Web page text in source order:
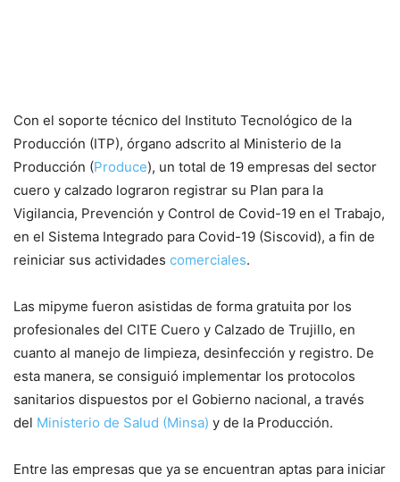
Con el soporte técnico del Instituto Tecnológico de la
Producción (ITP), órgano adscrito al Ministerio de la
Producción (Produce), un total de 19 empresas del sector
cuero y calzado lograron registrar su Plan para la
Vigilancia, Prevención y Control de Covid-19 en el Trabajo,
en el Sistema Integrado para Covid-19 (Siscovid), a fin de
reiniciar sus actividades comerciales.
Las mipyme fueron asistidas de forma gratuita por los
profesionales del CITE Cuero y Calzado de Trujillo, en
cuanto al manejo de limpieza, desinfección y registro. De
esta manera, se consiguió implementar los protocolos
sanitarios dispuestos por el Gobierno nacional, a través
del Ministerio de Salud (Minsa) y de la Producción.
Entre las empresas que ya se encuentran aptas para iniciar